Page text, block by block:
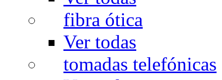
fibra ótica
Ver todas
tomadas telefónicas